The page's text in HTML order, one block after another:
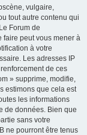
vulgaire,
tout autre contenu qui
Forum de
faire peut vous mener à
à votre
Les adresses IP
de ces
» supprime, modifie,
estimons que cela est
les informations
de données. Bien que
sans votre
ne pourront être tenus